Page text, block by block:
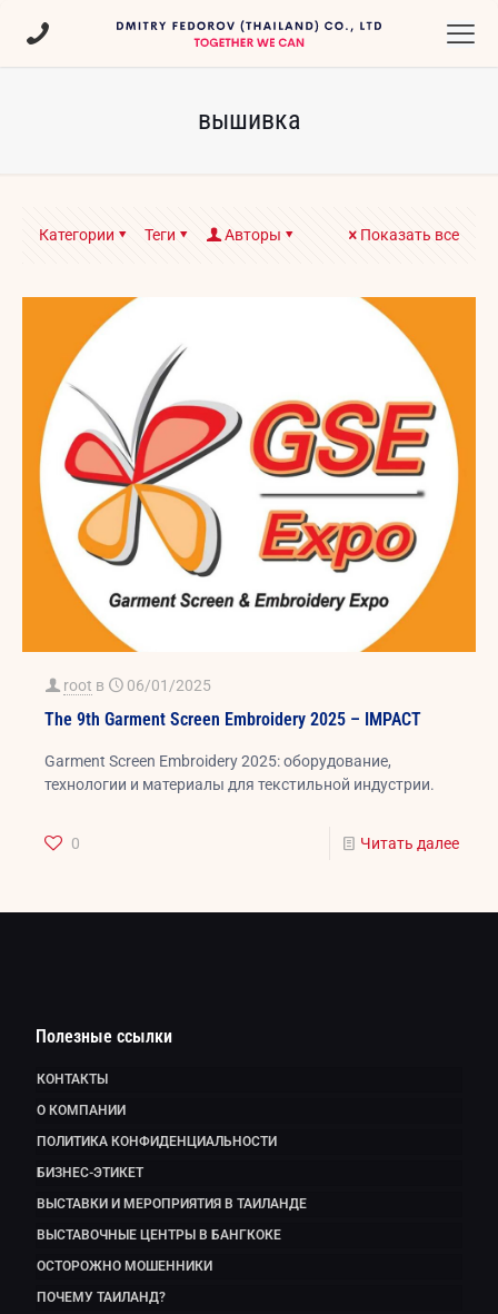
вышивка
Категории Теги Авторы Показать все
root в 06/01/2025
The 9th Garment Screen Embroidery 2025 – IMPACT
Garment Screen Embroidery 2025: оборудование,
технологии и материалы для текстильной индустрии.
0 Читать далее
Полезные ссылки
КОНТАКТЫ
О КОМПАНИИ
ПОЛИТИКА КОНФИДЕНЦИАЛЬНОСТИ
БИЗНЕС-ЭТИКЕТ
ВЫСТАВКИ И МЕРОПРИЯТИЯ В ТАИЛАНДЕ
ВЫСТАВОЧНЫЕ ЦЕНТРЫ В БАНГКОКЕ
ОСТОРОЖНО МОШЕННИКИ
ПОЧЕМУ ТАИЛАНД?